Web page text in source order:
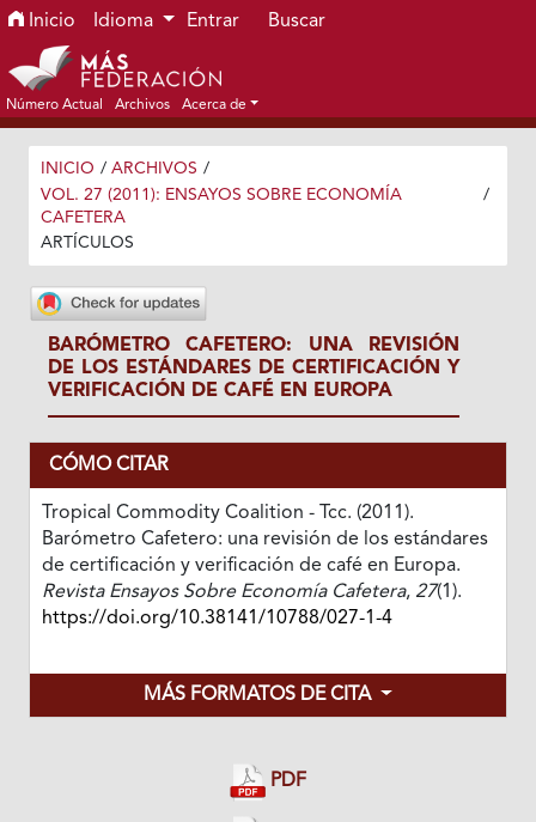
Ir al menú de navegación principal
Ir al contenido principal
Ir al pie de página del sitio
Inicio Idioma Entrar Buscar
Número Actual Archivos Acerca de
INICIO / ARCHIVOS /
VOL. 27 (2011): ENSAYOS SOBRE ECONOMÍA
CAFETERA
/
ARTÍCULOS
BARÓMETRO CAFETERO: UNA REVISIÓN
DE LOS ESTÁNDARES DE CERTIFICACIÓN Y
VERIFICACIÓN DE CAFÉ EN EUROPA
CÓMO CITAR
Tropical Commodity Coalition - Tcc. (2011).
Barómetro Cafetero: una revisión de los estándares
de certificación y verificación de café en Europa.
Revista Ensayos Sobre Economía Cafetera, 27(1).
https://doi.org/10.38141/10788/027-1-4
MÁS FORMATOS DE CITA
PDF